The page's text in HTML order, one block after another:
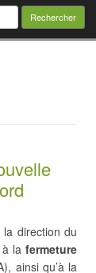
direction du
à lafermeture
ainsi qu’à la